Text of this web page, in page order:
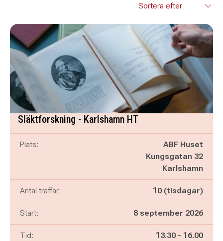
Släktforskning - Karlshamn HT
Plats:
ABF Huset
Kungsgatan 32
Karlshamn
Antal träffar: 10 (tisdagar)
Start: 8 september 2026
Tid: Pågår mellan
13.30 - och
16.00